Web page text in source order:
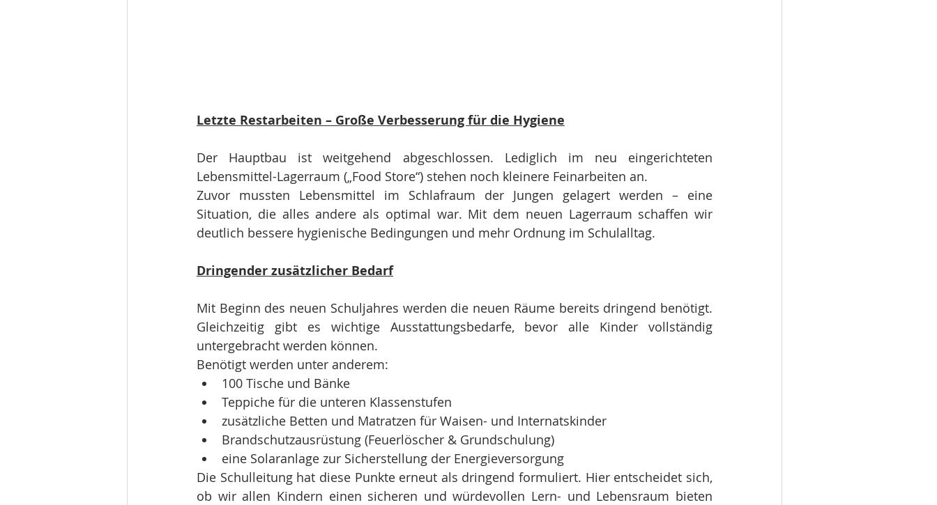
Letzte Restarbeiten – Große Verbesserung für die Hygiene
Der Hauptbau ist weitgehend abgeschlossen. Lediglich im neu eingerichteten
Lebensmittel-Lagerraum („Food Store“) stehen noch kleinere Feinarbeiten an.
Zuvor mussten Lebensmittel im Schlafraum der Jungen gelagert werden – eine
Situation, die alles andere als optimal war. Mit dem neuen Lagerraum schaffen wir
deutlich bessere hygienische Bedingungen und mehr Ordnung im Schulalltag.
Dringender zusätzlicher Bedarf
Mit Beginn des neuen Schuljahres werden die neuen Räume bereits dringend benötigt.
Gleichzeitig gibt es wichtige Ausstattungsbedarfe, bevor alle Kinder vollständig
untergebracht werden können.
Benötigt werden unter anderem:
100 Tische und Bänke
Teppiche für die unteren Klassenstufen
zusätzliche Betten und Matratzen für Waisen- und Internatskinder
Brandschutzausrüstung (Feuerlöscher & Grundschulung)
eine Solaranlage zur Sicherstellung der Energieversorgung
Die Schulleitung hat diese Punkte erneut als dringend formuliert. Hier entscheidet sich,
ob wir allen Kindern einen sicheren und würdevollen Lern- und Lebensraum bieten